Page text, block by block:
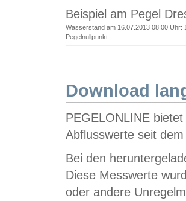
Beispiel am Pegel
Wasserstand am 16.07.2013 08:00 Uhr:
Pegelnullpunkt
Download
PEGELONLINE
Abflusswerte seit
Bei den
Diese Messwerte
oder andere